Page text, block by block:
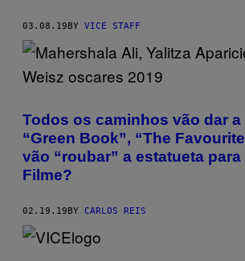
03.08.19 BY VICE STAFF
Todos os caminhos vão dar a
“Green Book”, “The
vão “roubar” a estatueta
Filme?
02.19.19BY CARLOS REIS